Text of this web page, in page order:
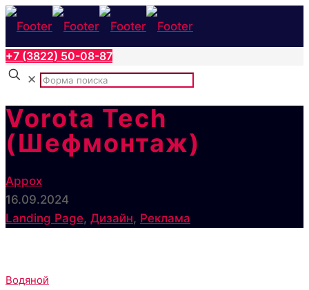
+7 (3822) 50-08-87
✕
Vorota Tech
(Шефмонтаж)
Appox
16.09.2024
Landing Page, Дизайн, Реклама
Водяной